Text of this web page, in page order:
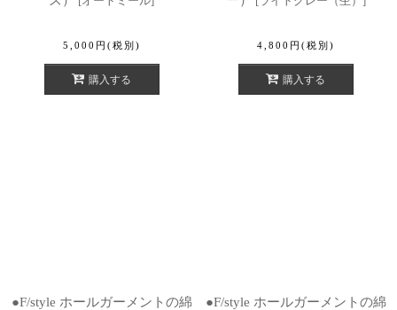
5,000 円 (税別)
購入する
4,800 円 (税別)
購入する
●F/style ホールガーメントの綿
●F/style ホールガーメントの綿